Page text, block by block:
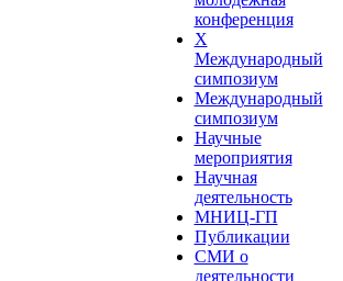
конференция
X
Международный
симпозиум
Международный
симпозиум
Научные
мероприятия
Научная
деятельность
МНИЦ-ГП
Публикации
СМИ о
деятельности